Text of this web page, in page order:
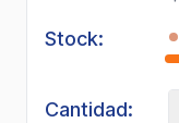
Stock:
Cantidad: